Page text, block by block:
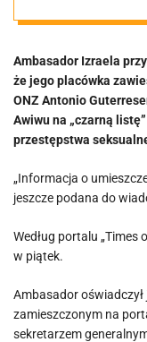
Ambasador Izraela
że jego placówka
ONZ Antonio
Awiwu na „czarną
przestępstwa
„Informacja o
jeszcze podana do
Według portalu „Times
w piątek.
Ambasador
zamieszczonym na
sekretarzem